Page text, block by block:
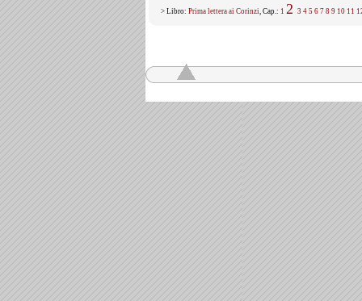
> Libro: Prima lettera ai Corinzi, Cap.: 1 2 3 4 5 6 7 8 9 10 11